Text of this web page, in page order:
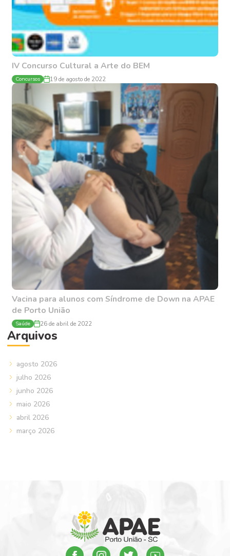
IV Concurso Cultural a Arte do BEM
Concursos 19 de agosto de 2022
Vacina para alunos com Síndrome de Down na APAE
de Porto União
Saúde 26 de abril de 2022
Arquivos
agosto 2026
julho 2026
junho 2026
maio 2026
abril 2026
março 2026